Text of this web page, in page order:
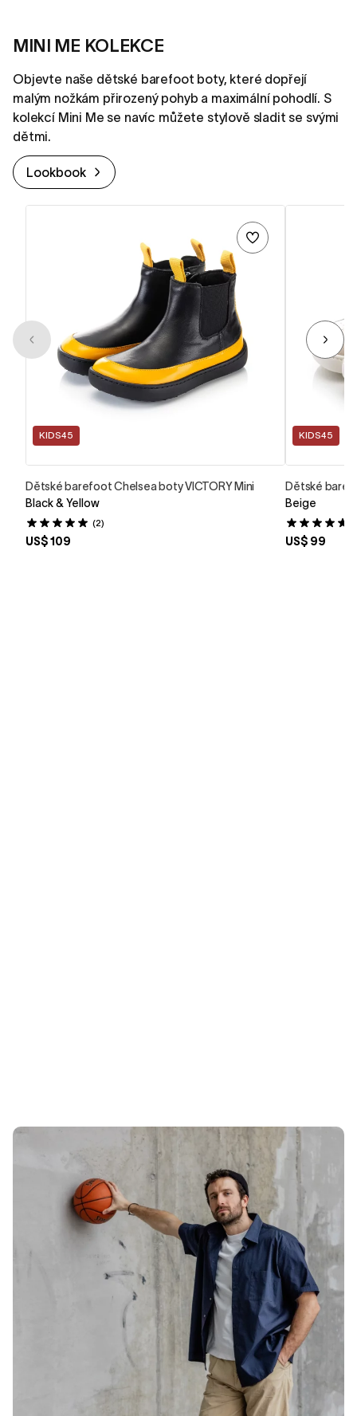
MINI ME KOLEKCE
Objevte naše dětské barefoot boty, které dopřejí
malým nožkám přirozený pohyb a maximální pohodlí. S
kolekcí Mini Me se navíc můžete stylově sladit se svými
dětmi.
Lookbook
KIDS45
Dětské barefoot Chelsea boty VICTORY Mini
Black & Yellow
(2)
US$ 109
KIDS45
Dětské
Beige
US$ 99